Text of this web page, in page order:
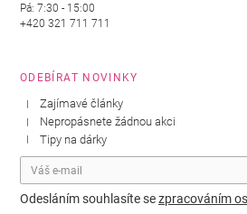
Pá: 7:30 - 15:00
+420 321 711 711
ODEBÍRAT NOVINKY
Zajímavé články
Nepropásnete žádnou akci
Tipy na dárky
Odesláním souhlasíte sezpracováním